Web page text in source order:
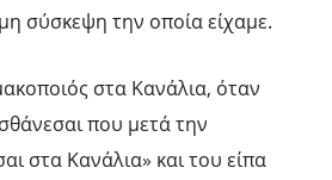
σύσκεψη την οποία είχαμε.
στα Κανάλια, όταν
που μετά την
στα Κανάλια» και του είπα